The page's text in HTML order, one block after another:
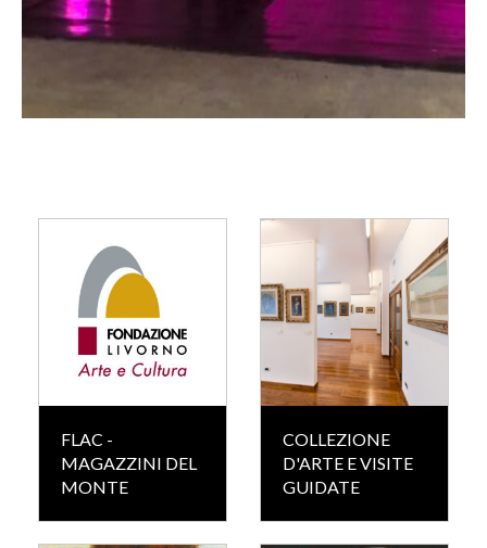
FLAC -
MAGAZZINI DEL
MONTE
COLLEZIONE
D'ARTE E VISITE
GUIDATE